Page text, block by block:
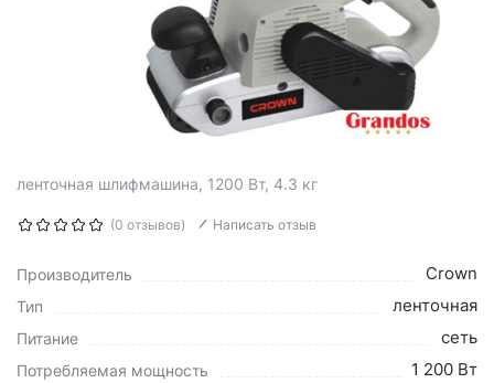
ленточная шлифмашина, 1200 Вт, 4.3 кг
(0 отзывов) Написать отзыв
Производитель Crown
Тип ленточная
Питание сеть
Потребляемая мощность 1 200 Вт